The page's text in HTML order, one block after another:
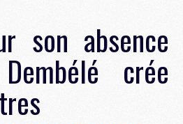
son absence
crée